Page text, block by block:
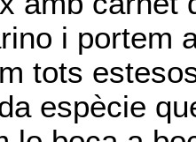
i portem
tots
espècie